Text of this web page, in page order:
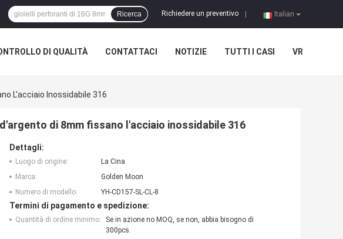
Italian
Richiedere un preventivo
Ricerca
DI QUALITÀ CONTATTACI NOTIZIE TUTTI I CASI VR
L'acciaio Inossidabile 316
di 8mm fissano l'acciaio inossidabile 316
Dettagli:
Luogo di origine:
La Cina
Marca:
Golden Moon
Numero di modello:
YH-CD157-SL-CL-8
Termini di pagamento e spedizione:
Quantità di ordine minimo:
Se in azione no MOQ, se non, abbia bisogno di
300pcs.